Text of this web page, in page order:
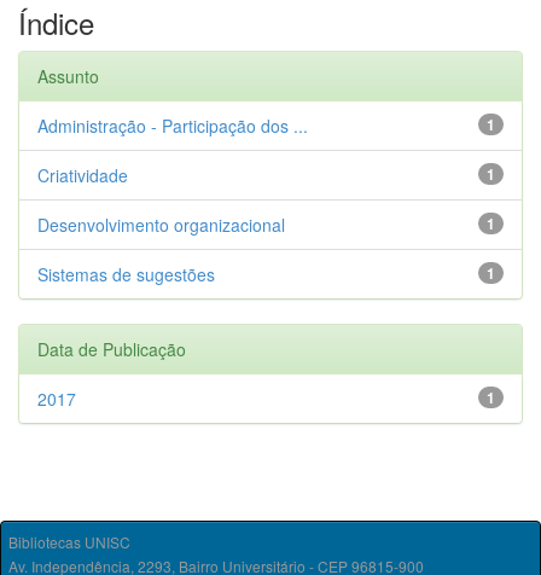
Índice
Assunto
1
Administração - Participação dos ...
1
Criatividade
1
Desenvolvimento organizacional
1
Sistemas de sugestões
Data de Publicação
1
2017
Bibliotecas UNISC
Av. Independência, 2293, Bairro Universitário - CEP 96815-900